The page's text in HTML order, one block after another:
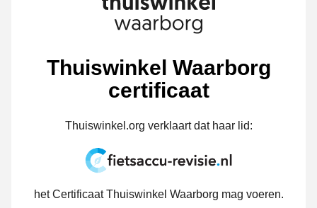
Thuiswinkel Waarborg
certificaat
Thuiswinkel.org verklaart dat haar lid:
het Certificaat Thuiswinkel Waarborg mag voeren.